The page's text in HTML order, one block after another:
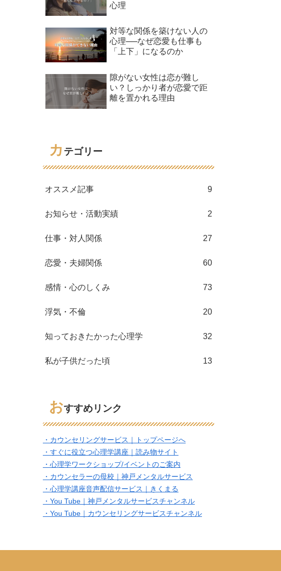
心理
対等な関係を築けない人の
心理──なぜ恋愛も仕事も
「上下」になるのか
隙がない女性は恋が難し
い？しっかり者が恋愛で距
離を置かれる理由
カ テゴリー
オススメ記事 9
お知らせ・活動実績 2
仕事・対人関係 27
恋愛・夫婦関係 60
感情・心のしくみ 73
浮気・不倫 20
知っておきたかった心理学 32
私が子供だった頃 13
おすすめリンク
・カウンセリングサービス｜トップページへ
・すぐに役立つ心理学講座｜読み物サイト
・心理学ワークショップ/イベントのご案内
・カウンセラーの母校｜神戸メンタルサービス
・心理学講座音声配信サービス｜きくまる
・You Tube｜神戸メンタルサービスチャンネル
・You Tube｜カウンセリングサービスチャンネル